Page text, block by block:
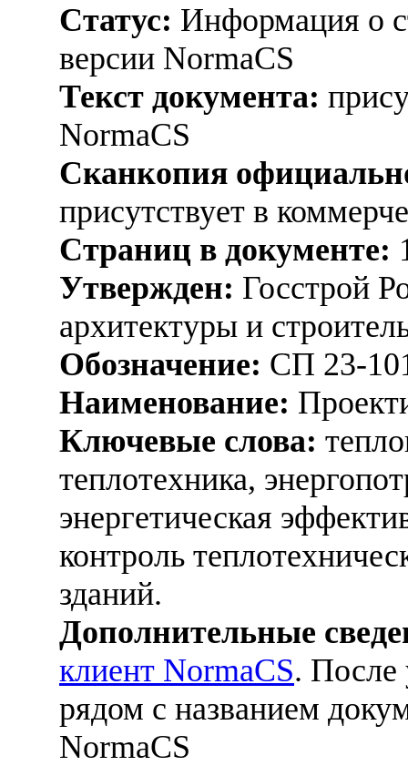
Статус: Информация о
версии NormaCS
Текст документа:
NormaCS
Сканкопия
присутствует в
Страниц в документе:
Утвержден: Госстрой
архитектуры и
Обозначение: СП 23-
Наименование:
Ключевые слова:
теплотехника,
энергетическая
контроль
зданий.
Дополнительные
клиент NormaCS. После
рядом с названием
NormaCS